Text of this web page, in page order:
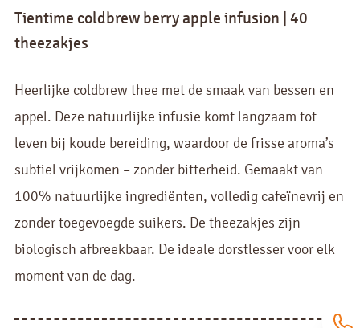
Tientime coldbrew berry apple infusion | 40
theezakjes
Heerlijke coldbrew thee met de smaak van bessen en
appel. Deze natuurlijke infusie komt langzaam tot
leven bij koude bereiding, waardoor de frisse aroma’s
subtiel vrijkomen – zonder bitterheid. Gemaakt van
100% natuurlijke ingrediënten, volledig cafeïnevrij en
zonder toegevoegde suikers. De theezakjes zijn
biologisch afbreekbaar. De ideale dorstlesser voor elk
moment van de dag.